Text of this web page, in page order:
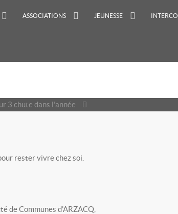
ASSOCIATIONS JEUNESSE
3 chute dans l’année
rester vivre chez soi.
de Communes d'ARZACQ,